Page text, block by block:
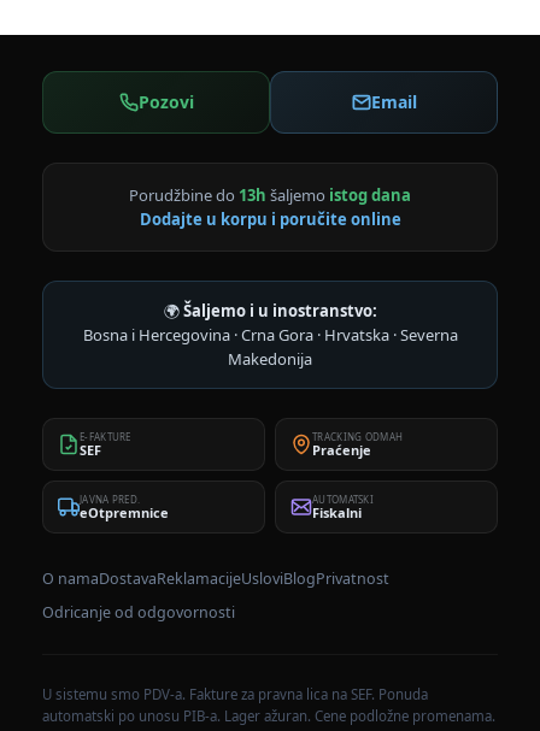
Pozovi Email
Porudžbine do 13h šaljemo istog dana
Dodajte u korpu i poručite online
🌍Šaljemo i u inostranstvo:
Bosna i Hercegovina · Crna Gora · Hrvatska · Severna
Makedonija
E-FAKTURE
SEF
TRACKING ODMAH
Praćenje
JAVNA PRED.
eOtpremnice
AUTOMATSKI
Fiskalni
O namaDostavaReklamacijeUsloviBlogPrivatnost
Odricanje od odgovornosti
U sistemu smo PDV-a. Fakture za pravna lica na SEF. Ponuda
automatski po unosu PIB-a. Lager ažuran. Cene podložne promenama.